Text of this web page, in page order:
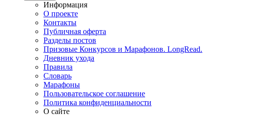
Информация
О проекте
Контакты
Публичная оферта
Разделы постов
Призовые Конкурсов и Марафонов. LongRead.
Дневник ухода
Правила
Словарь
Марафоны
Пользовательское соглашение
Политика конфиденциальности
О сайте